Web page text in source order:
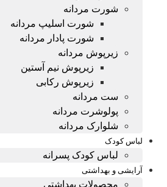
شورت مردانه
شورت اسلیپ مردانه
شورت پادار مردانه
زیرپوش مردانه
زیرپوش نیم آستین
زیرپوش رکابی
ست مردانه
پولوشرت مردانه
شلوارک مردانه
لباس کودک
لباس کودک پسرانه
آرایشی و بهداشتی
محصولات بهداشتی